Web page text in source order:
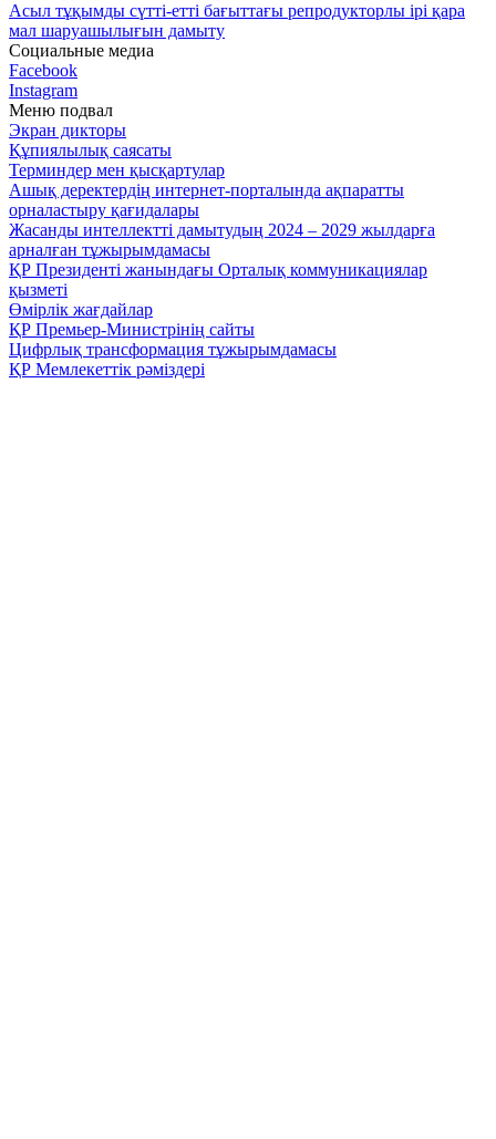
Асыл тұқымды сүтті-етті бағыттағы репродукторлы ірі қара
мал шаруашылығын дамыту
Социальные медиа
Facebook
Instagram
Меню подвал
Экран дикторы
Құпиялылық саясаты
Терминдер мен қысқартулар
Ашық деректердің интернет-порталында ақпаратты
орналастыру қағидалары
Жасанды интеллектті дамытудың 2024 – 2029 жылдарға
арналған тұжырымдамасы
ҚР Президенті жанындағы Орталық коммуникациялар
қызметі
Өмірлік жағдайлар
ҚР Премьер-Министрінің сайты
Цифрлық трансформация тұжырымдамасы
ҚР Мемлекеттік рәміздері